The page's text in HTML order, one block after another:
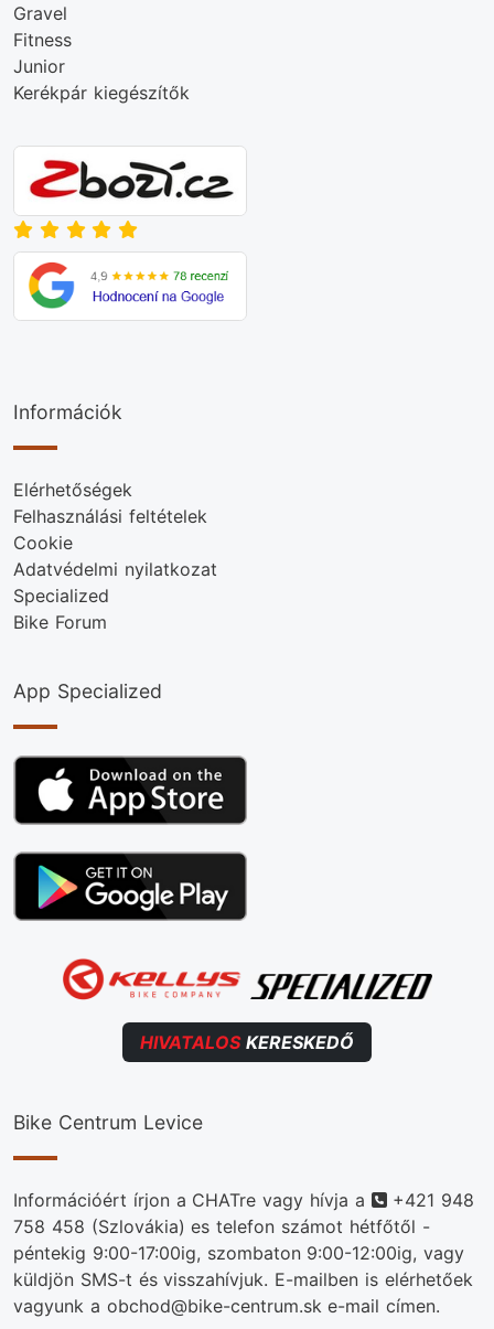
Gravel
Fitness
Junior
Kerékpár kiegészítők
Információk
Elérhetőségek
Felhasználási feltételek
Cookie
Adatvédelmi nyilatkozat
Specialized
Bike Forum
App Specialized
HIVATALOSKERESKEDŐ
Bike Centrum Levice
Információért írjon a CHATre vagy hívja a Telefonszám
+421 948
758 458 (Szlovákia) es telefon számot hétfőtől -
péntekig 9:00-17:00ig, szombaton 9:00-12:00ig, vagy
küldjön SMS-t és visszahívjuk. E-mailben is elérhetőek
vagyunk a obchod@bike-centrum.sk e-mail címen.